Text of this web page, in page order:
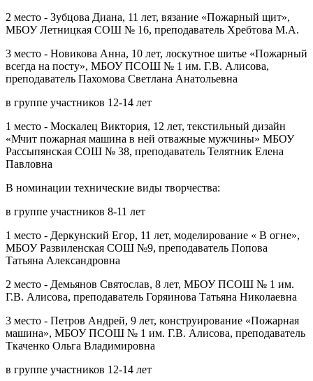
2 место - Зубцова Диана, 11 лет, вязание «Пожарный щит»,
МБОУ Летницкая СОШ № 16, преподаватель Хребтова М.А.
3 место - Новикова Анна, 10 лет, лоскутное шитье «Пожарный
всегда на посту», МБОУ ПСОШ № 1 им. Г.В. Алисова,
преподаватель Пахомова Светлана Анатольевна
в группе участников 12-14 лет
1 место - Москалец Виктория, 12 лет, текстильный дизайн
«Мчит пожарная машина в ней отважные мужчины» МБОУ
Рассыпянская СОШ № 38, преподаватель Телятник Елена
Павловна
В номинации технические виды творчества:
в группе участников 8-11 лет
1 место - Деркунский Егор, 11 лет, моделирование « В огне»,
МБОУ Развиленская СОШ №9, преподаватель Попова
Татьяна Александровна
2 место - Демьянов Святослав, 8 лет, МБОУ ПСОШ № 1 им.
Г.В. Алисова, преподаватель Горяинова Татьяна Николаевна
3 место - Петров Андрей, 9 лет, конструирование «Пожарная
машина», МБОУ ПСОШ № 1 им. Г.В. Алисова, преподаватель
Ткаченко Ольга Владимировна
в группе участников 12-14 лет